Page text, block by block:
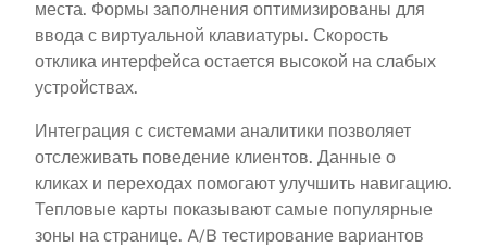
места. Формы заполнения оптимизированы для
ввода с виртуальной клавиатуры. Скорость
отклика интерфейса остается высокой на слабых
устройствах.
Интеграция с системами аналитики позволяет
отслеживать поведение клиентов. Данные о
кликах и переходах помогают улучшить навигацию.
Тепловые карты показывают самые популярные
зоны на странице. A/B тестирование вариантов